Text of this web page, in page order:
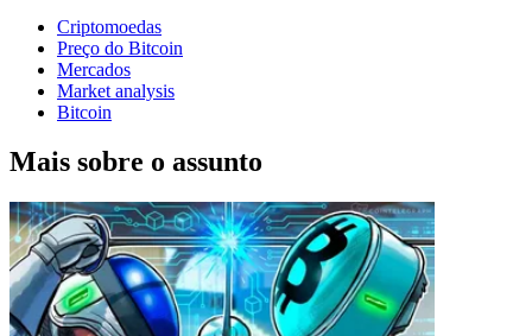
Criptomoedas
Preço do Bitcoin
Mercados
Market analysis
Bitcoin
Mais sobre o assunto